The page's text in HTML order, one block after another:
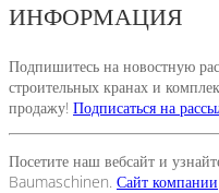
ИНФОРМАЦИЯ
Подпишитесь на новостную
строительных кранах и
продажу! Подписаться на
Посетите наш вебсайт и
Baumaschinen. Сайт компании